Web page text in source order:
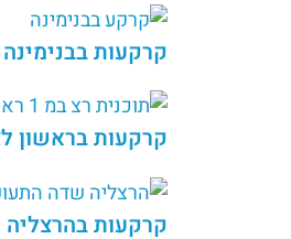
קרקעות בבנימינה
קרקעות בראשון
קרקעות בהרצליה